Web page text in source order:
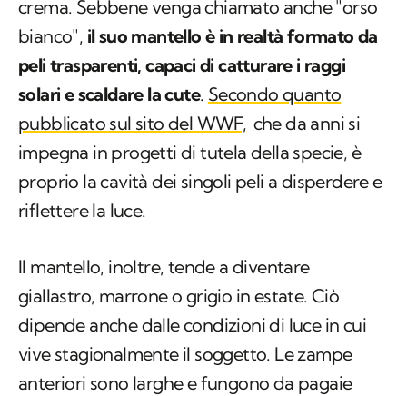
crema. Sebbene venga chiamato anche "orso
bianco", il suo mantello è in realtà formato da
peli trasparenti, capaci di catturare i raggi
solari e scaldare la cute. Secondo quanto
pubblicato sul sito del WWF, che da anni si
impegna in progetti di tutela della specie, è
proprio la cavità dei singoli peli a disperdere e
riflettere la luce.
Il mantello, inoltre, tende a diventare
giallastro, marrone o grigio in estate. Ciò
dipende anche dalle condizioni di luce in cui
vive stagionalmente il soggetto. Le zampe
anteriori sono larghe e fungono da pagaie